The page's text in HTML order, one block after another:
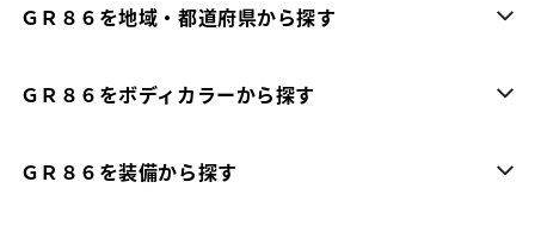
ＧＲ８６を地域・都道府県から探す
ＧＲ８６をボディカラーから探す
ＧＲ８６を装備から探す